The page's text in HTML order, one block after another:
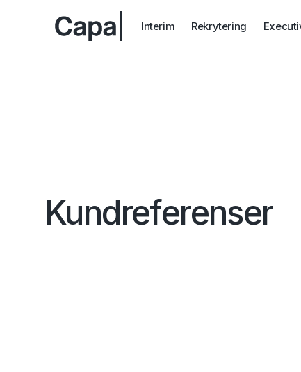
Interim Rekrytering
Kundreferenser